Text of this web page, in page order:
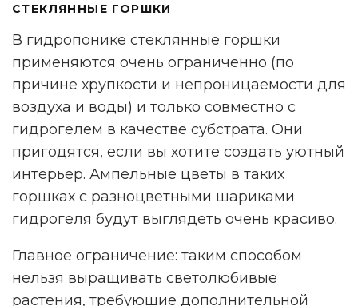
СТЕКЛЯННЫЕ ГОРШКИ
В гидропонике стеклянные горшки
применяются очень ограниченно (по
причине хрупкости и непроницаемости для
воздуха и воды) и только совместно с
гидрогелем в качестве субстрата. Они
пригодятся, если вы хотите создать уютный
интерьер. Ампельные цветы в таких
горшках с разноцветными шариками
гидрогеля будут выглядеть очень красиво.
Главное ограничение: таким способом
нельзя выращивать светолюбивые
растения, требующие дополнительной